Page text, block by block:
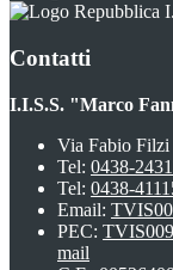
Contatti
I.I.S.S. "Marco
Via Fabio
Tel: 0438-
Tel: 0438-
Email:
PEC:
mail